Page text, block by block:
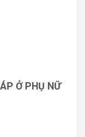
Ở PHỤ NỮ